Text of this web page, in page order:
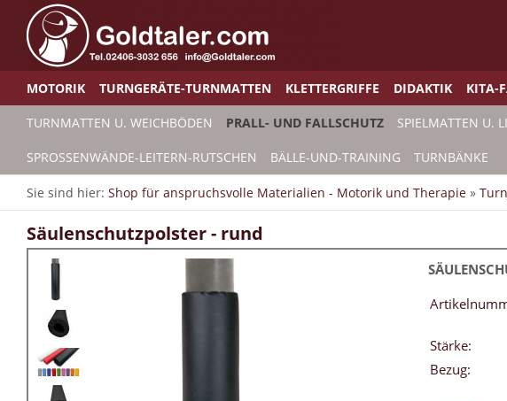
MOTORIK TURNGERÄTE-TURNMATTEN KLETTERGRIFFE DIDAKTIK KITA-
TURNMATTEN U. WEICHBÖDEN PRALL- UND FALLSCHUTZ SPIELMATTEN U.
SPROSSENWÄNDE-LEITERN-RUTSCHEN BÄLLE-UND-TRAINING TURNBÄNKE
Sie sind hier: Shop für anspruchsvolle Materialien - Motorik und Therapie »
Säulenschutzpolster - rund
Stärke:
Bezug: